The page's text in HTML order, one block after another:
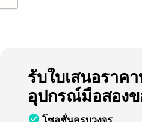
รับใบเสนอราค
อุปกรณ์มือสอง
โซลูชั่นครบวงจร